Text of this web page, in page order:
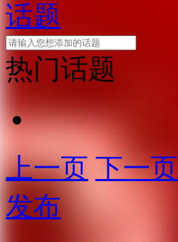
话题
热门话题
上一页 下一页
发布